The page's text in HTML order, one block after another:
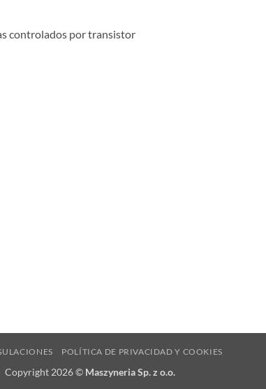
controlados por transistor
POLÍTICA DE PRIVACIDAD Y COOKIES
Copyright 2026 © Maszyneria Sp. z o.o.